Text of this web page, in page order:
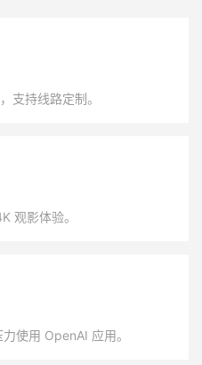
支持线路定制。
观影体验。
使用 OpenAI 应用。